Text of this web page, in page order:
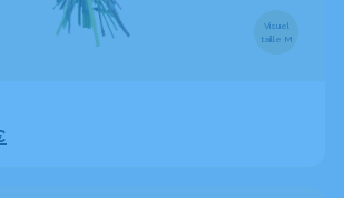
Visuel
taille M